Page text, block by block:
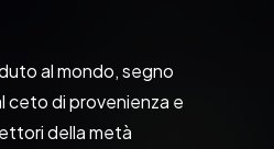
al mondo, segno
ceto di provenienza e
della metà